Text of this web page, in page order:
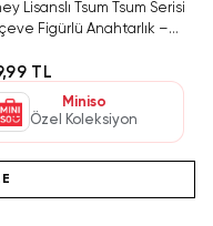
Lisanslı Tsum Tsum Serisi
Figürlü Anahtarlık –
TL
Miniso
Özel Koleksiyon